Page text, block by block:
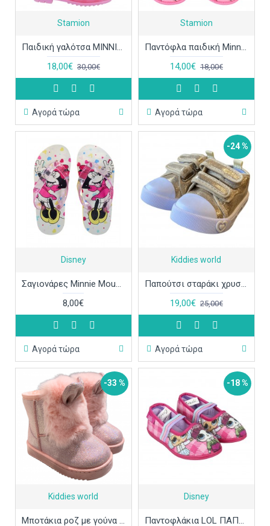
Stamion
Παιδική γαλότσα MINNIE D08452WR
18,00€ 30,00€
Αγορά τώρα
Stamion
Παντόφλα παιδική Minnie Mouse Disney D93614WR
14,00€ 18,00€
Αγορά τώρα
Disney
Σαγιονάρες Minnie Mouse Disney D09975WR
8,00€
Αγορά τώρα
-24 %
Kiddies world
Παπούτσι σταράκι χρυσό ΠΑΠ652
19,00€ 25,00€
Αγορά τώρα
-33 %
Kiddies world
Μποτάκια ροζ με γούνα και αυτάκια ΠΑΠ651
-18 %
Disney
Παντοφλάκια LOL ΠΑΠ607